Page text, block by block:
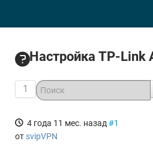
Настройка TP-Link
1
4 года 11 мес. назад #1
от svipVPN